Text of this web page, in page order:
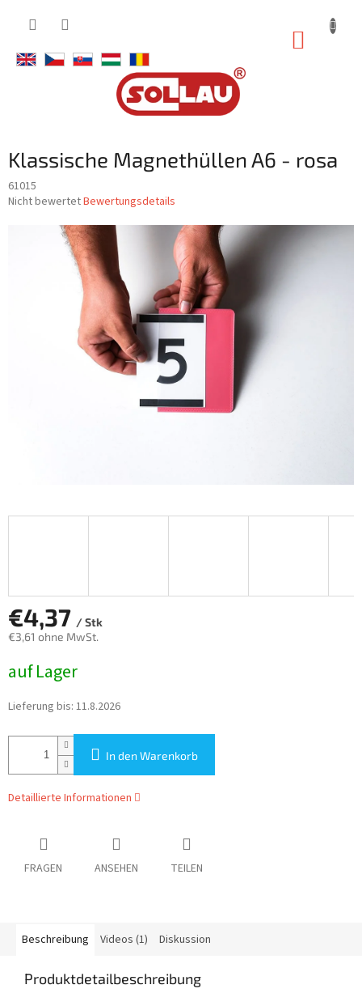
Klassische Magnethüllen A6 - rosa
61015
Die
Produktbewertung
Nicht bewertetBewertungsdetails
€4,37 / Stk
€3,61 ohne MwSt.
auf Lager
Lieferung bis: 11.8.2026
In den Warenkorb
Detaillierte Informationen
FRAGEN ANSEHEN TEILEN
Beschreibung Videos (1) Diskussion
Produktdetailbeschreibung